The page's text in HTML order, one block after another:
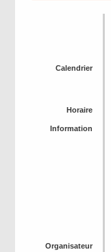
Calendrier
Horaire
Information
Organisateur